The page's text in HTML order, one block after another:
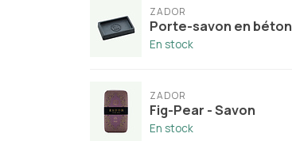
ZADOR
Porte-savon en béton
En stock
ZADOR
Fig-Pear - Savon
En stock